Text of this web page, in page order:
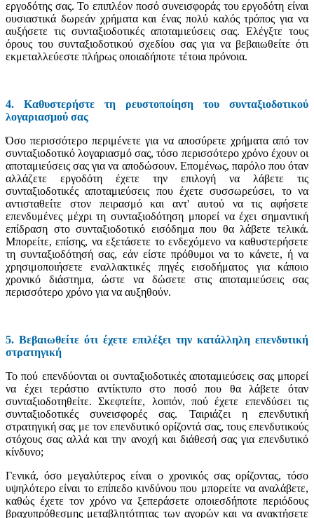
εργοδότης σας. Το επιπλέον ποσό συνεισφοράς του εργοδότη είναι
ουσιαστικά δωρεάν χρήματα και ένας πολύ καλός τρόπος για να
αυξήσετε τις συνταξιοδοτικές αποταμιεύσεις σας. Ελέγξτε τους
όρους του συνταξιοδοτικού σχεδίου σας για να βεβαιωθείτε ότι
εκμεταλλεύεστε πλήρως οποιαδήποτε τέτοια πρόνοια.
4. Καθυστερήστε τη ρευστοποίηση του συνταξιοδοτικού
λογαριασμού σας
Όσο περισσότερο περιμένετε για να αποσύρετε χρήματα από τον
συνταξιοδοτικό λογαριασμό σας, τόσο περισσότερο χρόνο έχουν οι
αποταμιεύσεις σας για να αποδώσουν. Επομένως, παρόλο που όταν
αλλάζετε εργοδότη έχετε την επιλογή να λάβετε τις
συνταξιοδοτικές αποταμιεύσεις που έχετε συσσωρεύσει, το να
αντισταθείτε στον πειρασμό και αντ' αυτού να τις αφήσετε
επενδυμένες μέχρι τη συνταξιοδότηση μπορεί να έχει σημαντική
επίδραση στο συνταξιοδοτικό εισόδημα που θα λάβετε τελικά.
Μπορείτε, επίσης, να εξετάσετε το ενδεχόμενο να καθυστερήσετε
τη συνταξιοδότησή σας, εάν είστε πρόθυμοι να το κάνετε, ή να
χρησιμοποιήσετε εναλλακτικές πηγές εισοδήματος για κάποιο
χρονικό διάστημα, ώστε να δώσετε στις αποταμιεύσεις σας
περισσότερο χρόνο για να αυξηθούν.
5. Βεβαιωθείτε ότι έχετε επιλέξει την κατάλληλη επενδυτική
στρατηγική
Το πού επενδύονται οι συνταξιοδοτικές αποταμιεύσεις σας μπορεί
να έχει τεράστιο αντίκτυπο στο ποσό που θα λάβετε όταν
συνταξιοδοτηθείτε. Σκεφτείτε, λοιπόν, πού έχετε επενδύσει τις
συνταξιοδοτικές συνεισφορές σας. Ταιριάζει η επενδυτική
στρατηγική σας με τον επενδυτικό ορίζοντά σας, τους επενδυτικούς
στόχους σας αλλά και την ανοχή και διάθεσή σας για επενδυτικό
κίνδυνο;
Γενικά, όσο μεγαλύτερος είναι ο χρονικός σας ορίζοντας, τόσο
υψηλότερο είναι το επίπεδο κινδύνου που μπορείτε να αναλάβετε,
καθώς έχετε τον χρόνο να ξεπεράσετε οποιεσδήποτε περιόδους
βραχυπρόθεσμης μεταβλητότητας των αγορών και να ανακτήσετε